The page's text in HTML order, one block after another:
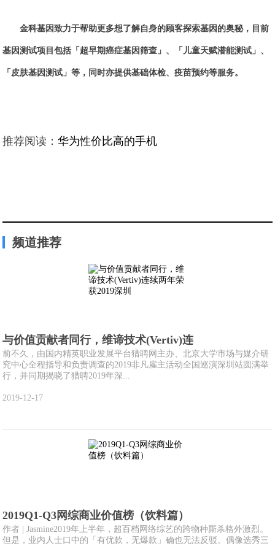
金科基因致力于帮助更多想了解自身的顾客探索基因的奥秘，目前
基因测试项目包括「超早期癌症基因筛查」、「儿童天赋潜能测试」、
「皮肤基因测试」等，同时亦提供基础体检、疫苗预约等服务。
推荐阅读：华为性价比高的手机
频道推荐
与价值贡献者同行，维谛技术(Vertiv)连
前不久，由国内精英职业发展平台猎聘网主办、北京大学市场与媒介研
究中心全程指导和负责调查的2019非凡雇主活动全国巡演深圳站圆满举
行，并同期揭晓了猎聘2019年深...
2019-12-17
2019Q1-Q3网综商业价值榜（饮料篇）
作者 | Jasmine2019年上半年，超百档网络综艺的跨物种厮杀格外激烈。
但是，业内人士口中的「有优款，无爆款」确也无法反驳。偶像选秀三